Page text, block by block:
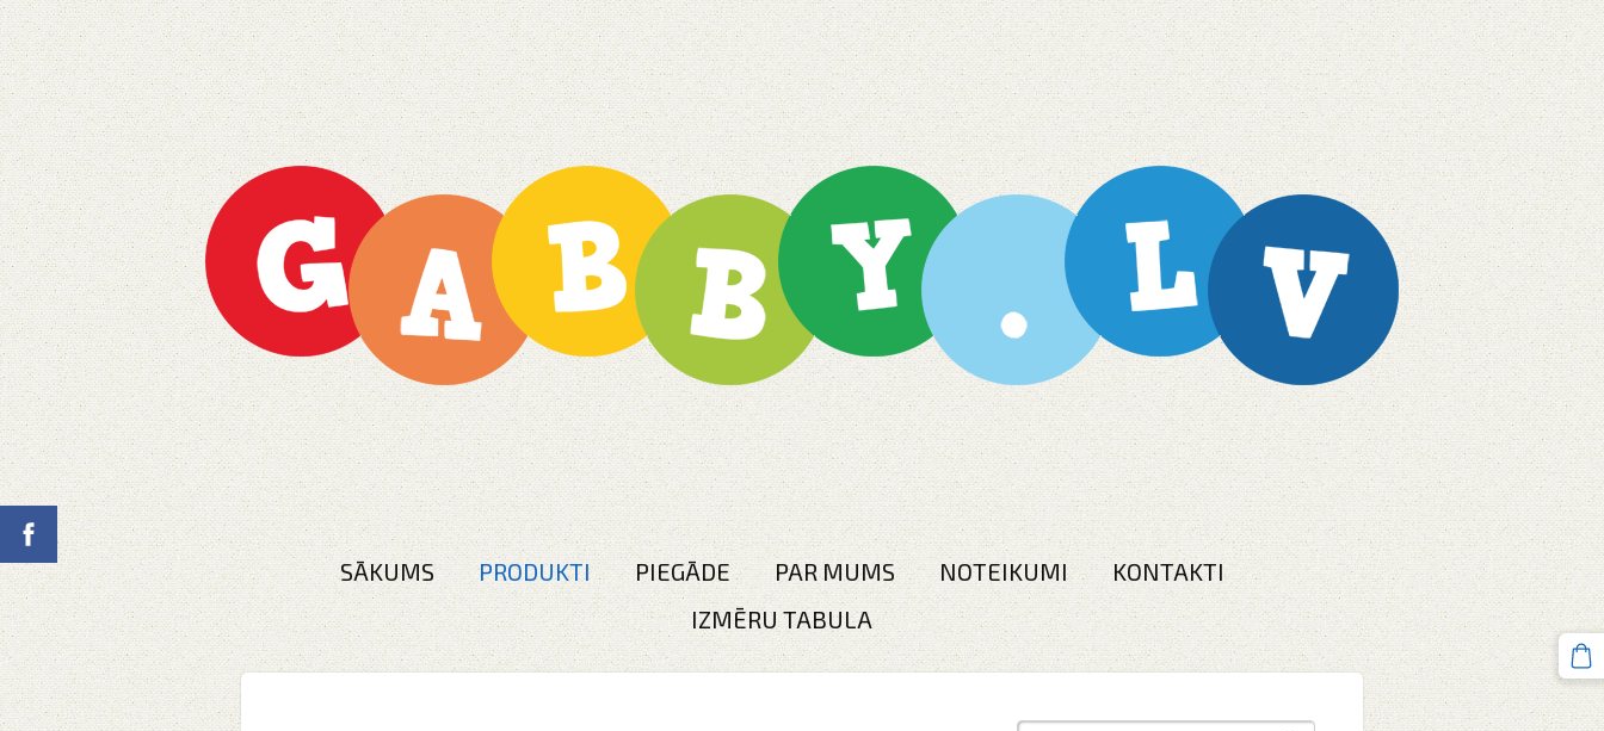
SĀKUMS PRODUKTI PIEGĀDE PAR MUMS NOTEIKUMI
KONTAKTI
IZMĒRU TABULA